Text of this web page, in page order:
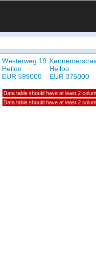
Westerweg 19
Heiloo
EUR 599000
Heiloo
EUR 375000
Data table should have at least 2
Data table should have at least 2